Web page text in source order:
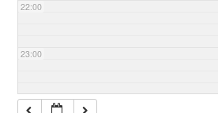
22:00
23:00